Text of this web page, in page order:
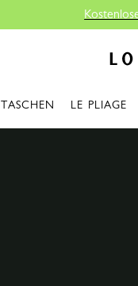
TASCHEN LE PLIAGE